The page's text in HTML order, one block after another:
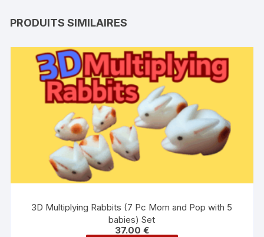
PRODUITS SIMILAIRES
3D Multiplying Rabbits (7 Pc Mom and Pop with 5
babies) Set
37.00 €